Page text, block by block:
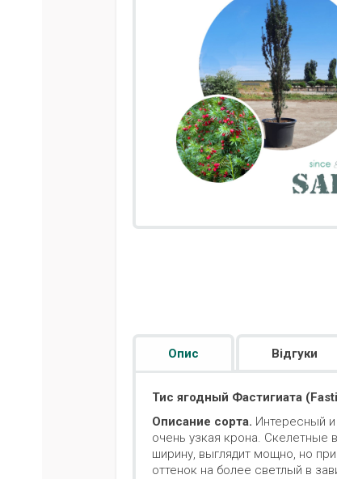
Опис Відгуки
Тис ягодный Фастигиата
Описание сорта. Интересный
очень узкая крона. Скелетные
ширину, выглядит мощно, но
оттенок на более светлый в